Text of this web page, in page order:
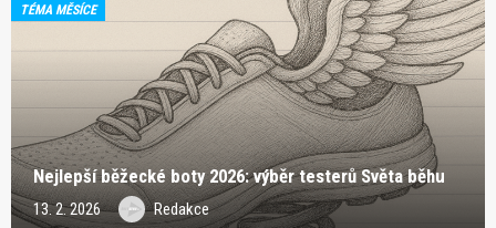
TÉMA MĚSÍCE
Nejlepší běžecké boty 2026: výběr testerů Světa běhu
13. 2. 2026 Redakce